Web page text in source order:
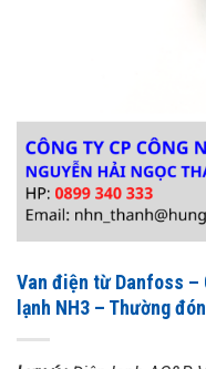
Van điện từ Danfoss –
lạnh NH3 – Thường